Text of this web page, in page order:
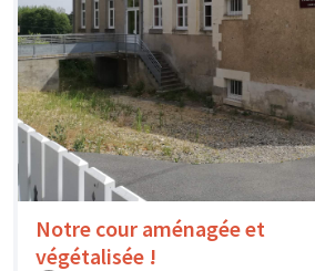
Notre cour aménagée et
végétalisée !